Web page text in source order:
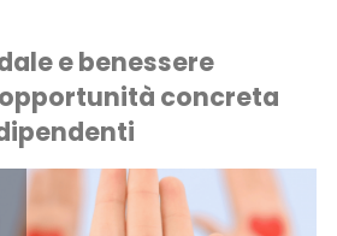
e benessere
concreta